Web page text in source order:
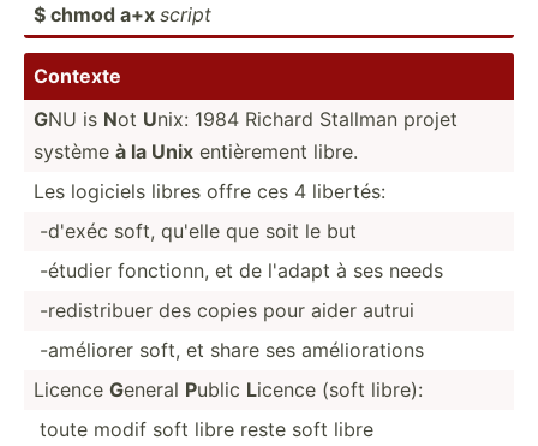
$ chmod a+x script
Contexte
GNU is Not Unix: 1984 Richard Stallman projet
système à la Unix entièr­ement libre.
Les logiciels libres offre ces 4 libertés:
-d'exéc soft, qu'elle que soit le but
-étudier fonctionn, et de l'adapt à ses needs
-redis­tribuer des copies pour aider autrui
-améliorer soft, et share ses amélio­rations
Licence General Public Licence (soft libre):
toute modif soft libre reste soft libre